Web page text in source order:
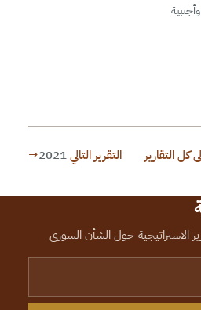
كل التقارير التقرير التالي2021
→
الاستراتيجية حول الشأن السوري